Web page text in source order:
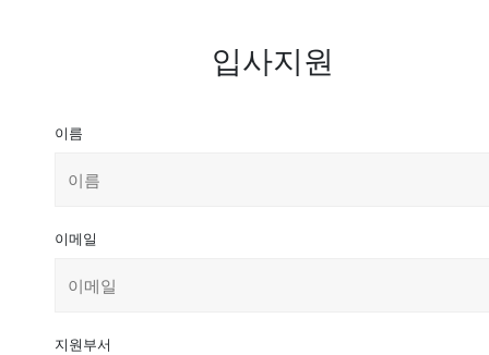
입사지원
이름
이메일
지원부서